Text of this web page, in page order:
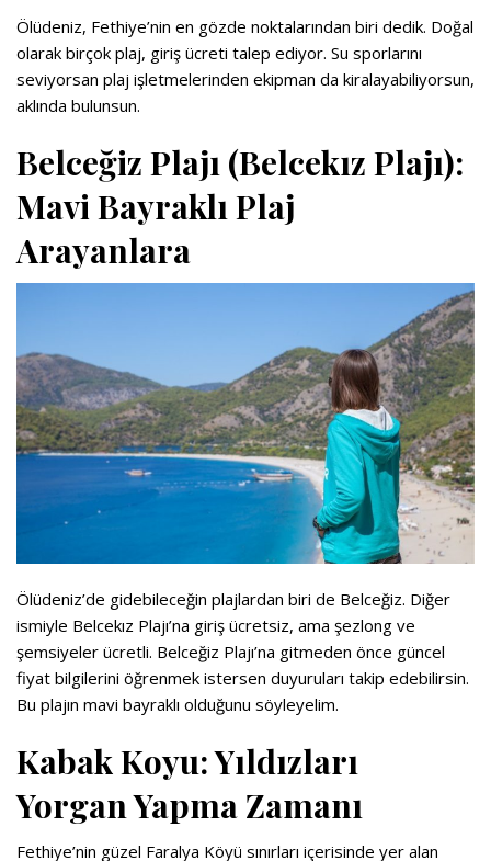
Ölüdeniz, Fethiye’nin en gözde noktalarından biri dedik. Doğal
olarak birçok plaj, giriş ücreti talep ediyor. Su sporlarını
seviyorsan plaj işletmelerinden ekipman da kiralayabiliyorsun,
aklında bulunsun.
Belceğiz Plajı (Belcekız Plajı):
Mavi Bayraklı Plaj
Arayanlara
Ölüdeniz’de gidebileceğin plajlardan biri de Belceğiz. Diğer
ismiyle Belcekız Plajı’na giriş ücretsiz, ama şezlong ve
şemsiyeler ücretli. Belceğiz Plajı’na gitmeden önce güncel
fiyat bilgilerini öğrenmek istersen duyuruları takip edebilirsin.
Bu plajın mavi bayraklı olduğunu söyleyelim.
Kabak Koyu: Yıldızları
Yorgan Yapma Zamanı
Fethiye’nin güzel Faralya Köyü sınırları içerisinde yer alan